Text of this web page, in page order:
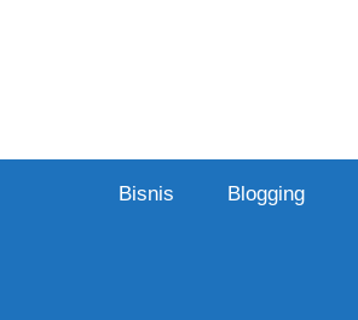
Bisnis Blogging